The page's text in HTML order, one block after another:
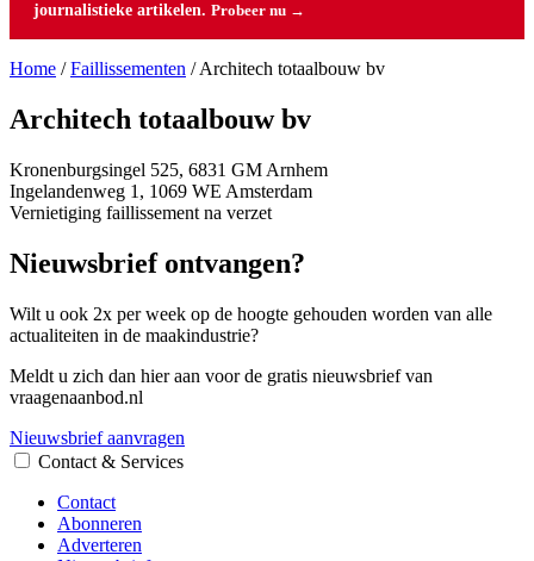
journalistieke artikelen. Probeer nu →
Home /Faillissementen /Architech totaalbouw bv
Architech totaalbouw bv
Kronenburgsingel 525, 6831 GM Arnhem
Ingelandenweg 1, 1069 WE Amsterdam
Vernietiging faillissement na verzet
Nieuwsbrief ontvangen?
Wilt u ook 2x per week op de hoogte gehouden worden van alle
actualiteiten in de maakindustrie?
Meldt u zich dan hier aan voor de gratis nieuwsbrief van
vraagenaanbod.nl
Nieuwsbrief aanvragen
Contact & Services
Contact
Abonneren
Adverteren